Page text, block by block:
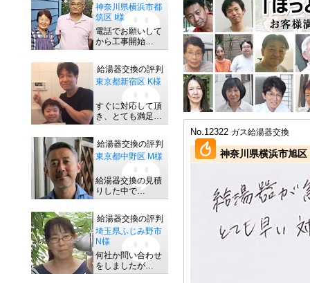
No.12322 ガス給湯器交換
神奈川県横浜市旭区
神奈川県横浜市都
筑区 I様
電話でお願いして
から工事開始…
給湯器交換の評判
東京都新宿区 K様
すぐに対応して頂
き、とても満足…
給湯器交換の評判
東京都中野区 M様
給湯器交換の見積
りした中で…
給湯器交換の評判
埼玉県ふじみ野市
N様
何社か問い合わせ
をしましたが…